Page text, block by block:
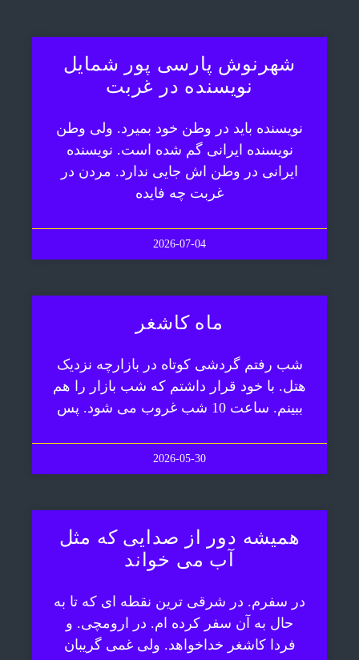
شهرنوش پارسی پور شمایل
نویسنده در غربت
نویسنده باید در وطن خود بمیرد. ولی وطن
نویسنده ایرانی گم شده است. نویسنده
ایرانی در وطن اش جایی ندارد. مردن در
غربت چه فایده
2026-07-04
ماه کاشغر
شب رفتم گردشی کوتاه در بازارچه نزدیک
هتل. با خود قرار داشتم که شب بازار را هم
ببینم. ساعت 10 شب غروب می شود. پس
2026-05-30
همیشه دور از صدایی که مثل
آب می خواند
در سفرم. در شرقی ترین نقطه ای که تا به
حال به آن سفر کرده ام. در ارومچی. و
فردا کاشغر خداخواهد. ولی غمی گریبان